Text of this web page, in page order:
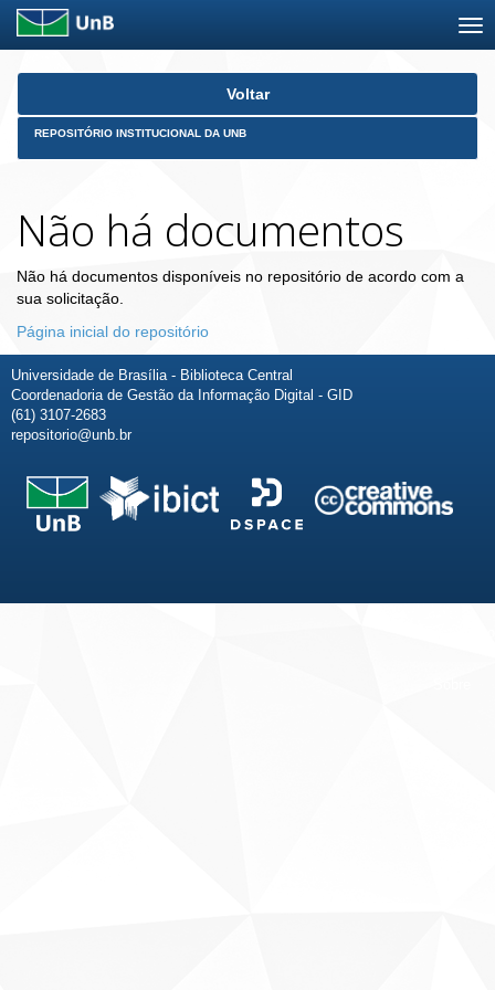
Skip
Voltar
REPOSITÓRIO INSTITUCIONAL DA UNB
Não há documentos
Não há documentos disponíveis no repositório de acordo com a
sua solicitação.
Página inicial do repositório
Universidade de Brasília - Biblioteca Central
Coordenadoria de Gestão da Informação Digital - GID
(61) 3107-2683
repositorio@unb.br